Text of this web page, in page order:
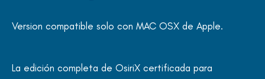
Version compatible solo con MAC OSX de Apple.
La edición completa de OsiriX certificada para